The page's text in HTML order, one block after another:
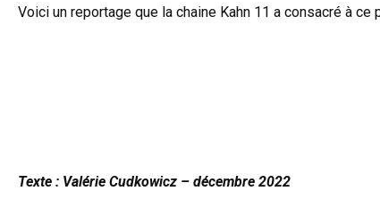
Voici un reportage que la chaine Kahn 11 a consacré à ce
Texte : Valérie Cudkowicz – décembre 2022